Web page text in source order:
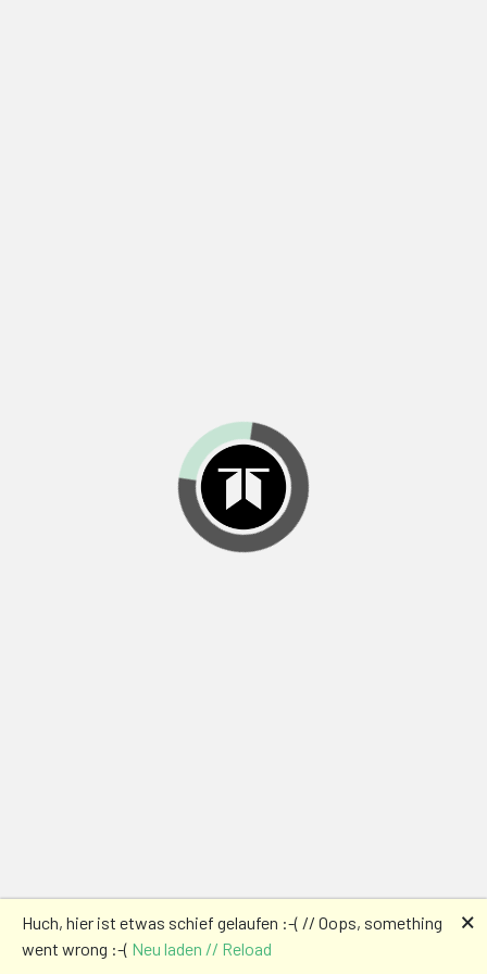
Huch, hier ist etwas schief gelaufen :-( // Oops, something
went wrong :-( Neu laden // Reload
🗙